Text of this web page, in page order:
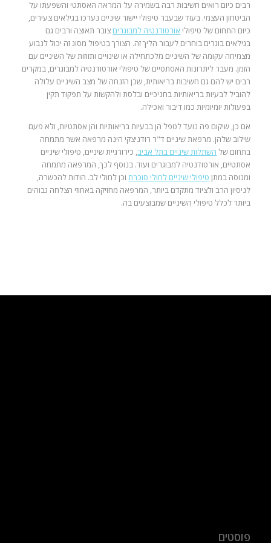
רבים כיום רואים חשיבות רבה בשמירה על המראה האסתטי והשפעתו על
הביטחון העצמי. בעוד שבעבר טיפולי יישור שיניים נערכו בגילאים צעירים,
כיום התחום של טיפולי אורטודנטיה למבוגרים צובר תאוצה ורבים גם
בגילאים בוגרים בוחרים לעבור הליך זה. הצורך בטיפול מסוג זה יכול לנבוע
מצמיחה עקומה של השיניים מלכתחילה או שינויים ותזוזות של השיניים עם
הזמן. מעבר ליתרונות האסתטיים של טיפולי אורטודנטיה למבוגרים, במקרים
רבים יש להם גם חשיבות בריאותית, שכן הזנחה של מצב השיניים עלולה
להוביל לבעיות בריאותיות בחניכיים ובלסת ולהקשות על תפקוד תקין
בפעולות יומיומיות כמו דיבור ואכילה.
אם כן, שיקום פה נועד לטפל הן בבעיות בריאותיות והן אסתטיות, ולא פעם
שילוב שלהן. מרפאת שיניים ד"ר רודניצקי הינה מרפאה אשר מתמחה
בתחום של השתלות שיניים בתל אביב, כירורגיית שיניים, טיפולי שיניים
אסתטיים, אורטודנטיה למבוגרים ועוד. בנוסף לכך, המרפאה מתמחה
ומנוסה במתן טיפולי שיניים לחולי סוכרתוכן לחולי לב. הודות להכשרה,
לניסיון הרב ולציוד מתקדם ביותר, המרפאה מחזיקה באחוזי הצלחה גבוהים
ביותר לכלל טיפולי השיניים שמבוצעים בה.
פוסטים